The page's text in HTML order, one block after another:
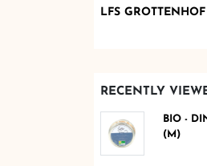
LFS GROTTENHOF
RECENTLY
BIO -
(M)